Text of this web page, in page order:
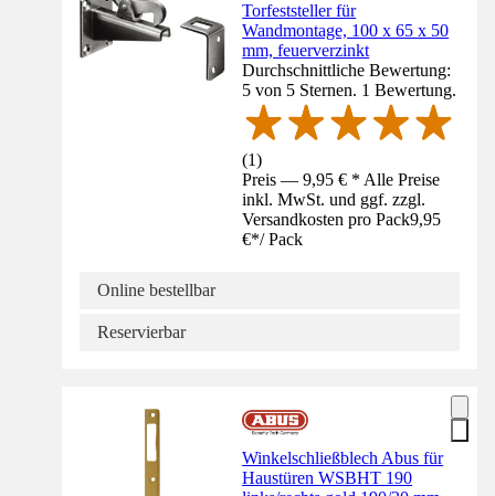
Torfeststeller für
Wandmontage, 100 x 65 x 50
mm, feuerverzinkt
Durchschnittliche Bewertung:
5 von 5 Sternen. 1 Bewertung.
(1)
Preis — 9,95 € * Alle Preise
inkl. MwSt. und ggf. zzgl.
Versandkosten pro Pack9,95
€*/ Pack
Online bestellbar
Reservierbar
Winkelschließblech Abus für
Haustüren WSBHT 190